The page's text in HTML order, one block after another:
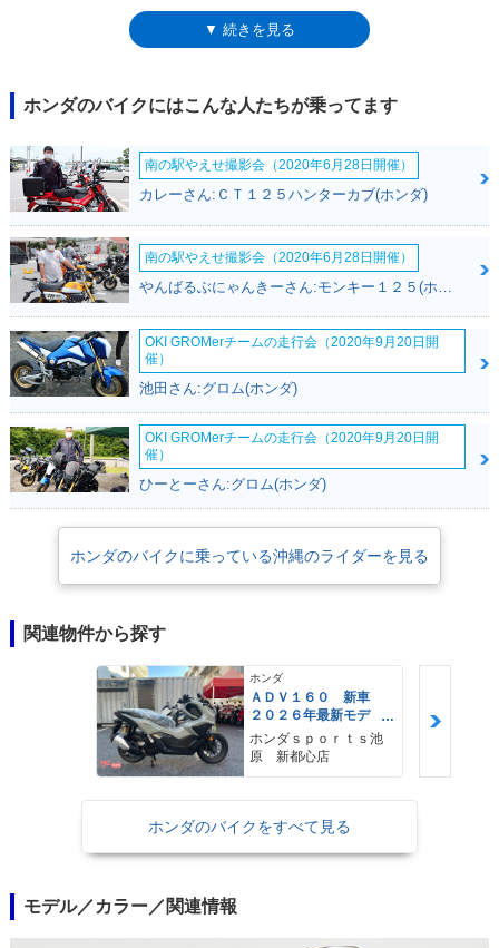
もいた。いわゆる「レーサーレプリカ」としては、87年に発売される
VFR750Rが存在しており、VFR750Fには、ツアラーモデルとしての性格
従来までのロッカーアーム式から直押しバケット式に変更されるととも
に、バルブ挟み角も変更し、シリンダーヘッドをコンパクト化していた。
リアスイングアームは、片持ちのプロアームに変更され、前後のタイヤは
ラジアルを履くようになった。以降、数年間生産が続けられ、次のモデル
チェンジでは、エンジン排気量を拡大するとともに、モデル名は単に
「VFR」とだけ表記されるようになった（VFR800と通称された）。
▼ 続きを見る
ホンダのバイクにはこんな人たちが乗ってます
南の駅やえせ撮影会（2020年6月28日開催）
カレーさん:ＣＴ１２５ハンターカブ(ホンダ)
南の駅やえせ撮影会（2020年6月28日開催）
OKI GROMerチームの走行会（2020年9月20日開
催）
池田さん:グロム(ホンダ)
OKI GROMerチームの走行会（2020年9月20日開
催）
ひーとーさん:グロム(ホンダ)
ホンダのバイクに乗っている沖縄のライダーを見る
関連物件から探す
ホンダ
ＡＤＶ１６０ 新車
２０２６年最新モデ
ル パールスモーキー
グレー スマートキ
ー ２９Ｌメットイ
ホンダｓｐｏｒｔｓ池
原 新都心店
ホンダのバイクをすべて見る
モデル／カラー／関連情報